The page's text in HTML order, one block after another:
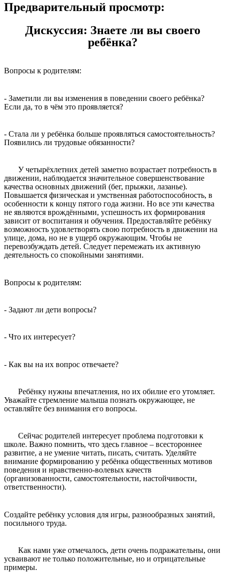
Предварительный просмотр:
Дискуссия: Знаете ли вы своего
ребёнка?
Вопросы к родителям:
- Заметили ли вы изменения в поведении своего ребёнка?
Если да, то в чём это проявляется?
- Стала ли у ребёнка больше проявляться самостоятельность?
Появились ли трудовые обязанности?
У четырёхлетних детей заметно возрастает потребность в
движении, наблюдается значительное совершенствование
качества основных движений (бег, прыжки, лазанье).
Повышается физическая и умственная работоспособность, в
особенности к концу пятого года жизни. Но все эти качества
не являются врождёнными, успешность их формирования
зависит от воспитания и обучения. Предоставляйте ребёнку
возможность удовлетворять свою потребность в движении на
улице, дома, но не в ущерб окружающим. Чтобы не
перевозбуждать детей. Следует перемежать их активную
деятельность со спокойными занятиями.
Вопросы к родителям:
- Задают ли дети вопросы?
- Что их интересует?
- Как вы на их вопрос отвечаете?
Ребёнку нужны впечатления, но их обилие его утомляет.
Уважайте стремление малыша познать окружающее, не
оставляйте без внимания его вопросы.
Сейчас родителей интересует проблема подготовки к
школе. Важно помнить, что здесь главное – всестороннее
развитие, а не умение читать, писать, считать. Уделяйте
внимание формированию у ребёнка общественных мотивов
поведения и нравственно-волевых качеств
(организованности, самостоятельности, настойчивости,
ответственности).
Создайте ребёнку условия для игры, разнообразных занятий,
посильного труда.
Как нами уже отмечалось, дети очень подражательны, они
усваивают не только положительные, но и отрицательные
примеры.